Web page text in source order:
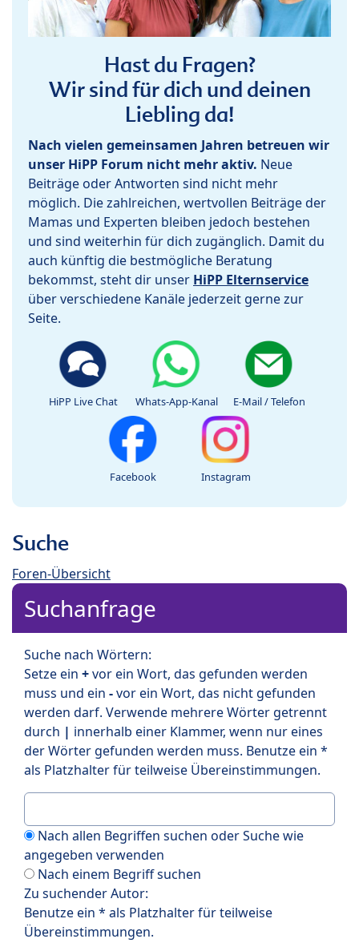
Hast du Fragen?
Wir sind für dich und deinen
Liebling da!
Nach vielen gemeinsamen Jahren betreuen wir
unser HiPP Forum nicht mehr aktiv. Neue
Beiträge oder Antworten sind nicht mehr
möglich. Die zahlreichen, wertvollen Beiträge der
Mamas und Experten bleiben jedoch bestehen
und sind weiterhin für dich zugänglich. Damit du
auch künftig die bestmögliche Beratung
bekommst, steht dir unser HiPP Elternservice
über verschiedene Kanäle jederzeit gerne zur
Seite.
HiPP Live Chat Whats-App-Kanal E-Mail / Telefon
Facebook Instagram
Suche
Foren-Übersicht
Suchanfrage
Suche nach Wörtern:
Setze ein +vor ein Wort, das gefunden werden
muss und ein -vor ein Wort, das nicht gefunden
werden darf. Verwende mehrere Wörter getrennt
durch | innerhalb einer Klammer, wenn nur eines
der Wörter gefunden werden muss. Benutze ein *
als Platzhalter für teilweise Übereinstimmungen.
Nach allen Begriffen suchen oder Suche wie
angegeben verwenden
Nach einem Begriff suchen
Zu suchender Autor:
Benutze ein * als Platzhalter für teilweise
Übereinstimmungen.